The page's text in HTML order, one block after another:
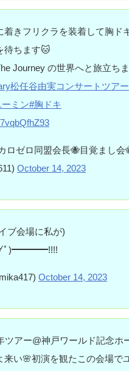
着きフリクラを装着して胸ド
待ちます🐱
Journey の世界へと旅立ち
松任谷由実コンサートツアー
ミン#胸ドキ
ロゼロ同盟会長🐝目覚まし会
October 14, 2023
ブ会場に私が)
)━━━━!!!!
October 14, 2023
ツアー@神戸ワールド記念ホ
来い🌸初演を観たこの会場で